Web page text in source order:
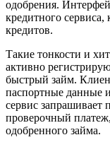
одобрения.
кредитного сервиса,
кредитов.
Такие тонкости и
активно
быстрый займ.
паспортные данные
сервис запрашивает
проверочный
одобренного займа.